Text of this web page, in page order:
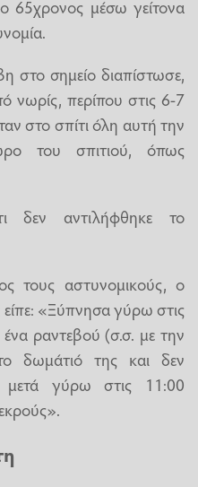
65χρονος μέσω γείτονα
στο σημείο διαπίστωσε,
νωρίς, περίπου στις 6-7
στο σπίτι όλη αυτή την
του σπιτιού, όπως
δεν αντιλήφθηκε το
τους αστυνομικούς, ο
«Ξύπνησα γύρω στις
ένα ραντεβού (σ.σ. με την
δωμάτιό της και δεν
γύρω στις 11:00